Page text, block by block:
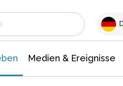
Medien & Ereignisse